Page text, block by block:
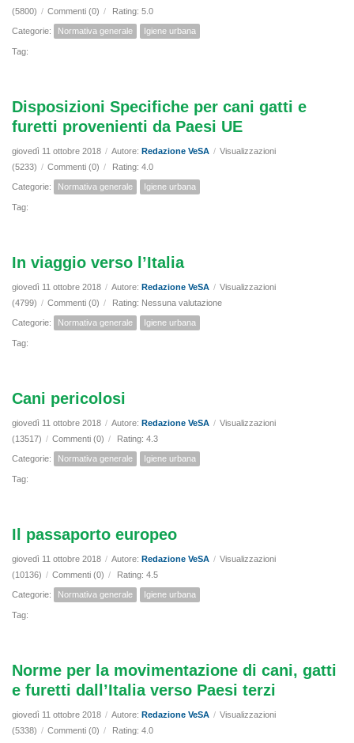
(5800) / Commenti (0) / Rating: 5.0
Categorie: Normativa generale Igiene urbana
Tag:
Disposizioni Specifiche per cani gatti e
furetti provenienti da Paesi UE
giovedì 11 ottobre 2018 / Autore: Redazione VeSA / Visualizzazioni
(5233) / Commenti (0) / Rating: 4.0
Categorie: Normativa generale Igiene urbana
Tag:
In viaggio verso l’Italia
giovedì 11 ottobre 2018 / Autore: Redazione VeSA / Visualizzazioni
(4799) / Commenti (0) / Rating: Nessuna valutazione
Categorie: Normativa generale Igiene urbana
Tag:
Cani pericolosi
giovedì 11 ottobre 2018 / Autore: Redazione VeSA / Visualizzazioni
(13517) / Commenti (0) / Rating: 4.3
Categorie: Normativa generale Igiene urbana
Tag:
Il passaporto europeo
giovedì 11 ottobre 2018 / Autore: Redazione VeSA / Visualizzazioni
(10136) / Commenti (0) / Rating: 4.5
Categorie: Normativa generale Igiene urbana
Tag:
Norme per la movimentazione di cani, gatti
e furetti dall’Italia verso Paesi terzi
giovedì 11 ottobre 2018 / Autore: Redazione VeSA / Visualizzazioni
(5338) / Commenti (0) / Rating: 4.0